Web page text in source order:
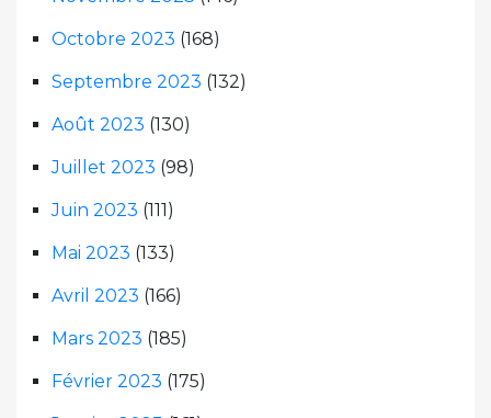
Octobre 2023 (168)
Septembre 2023 (132)
Août 2023 (130)
Juillet 2023 (98)
Juin 2023 (111)
Mai 2023 (133)
Avril 2023 (166)
Mars 2023 (185)
Février 2023 (175)